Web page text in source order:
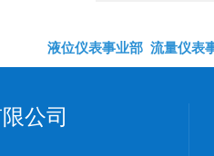
液位仪表事业部 流量仪表
公司